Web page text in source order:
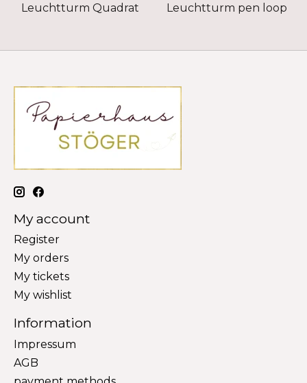
Leuchtturm Quadrat Leuchtturm pen loop
My account
Register
My orders
My tickets
My wishlist
Information
Impressum
AGB